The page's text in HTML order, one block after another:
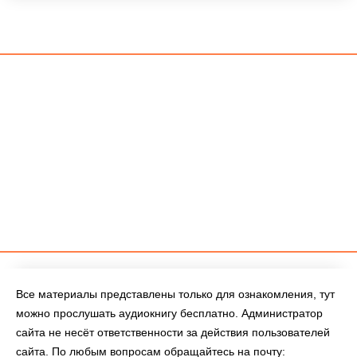
Все материалы представлены только для ознакомления, тут
можно прослушать аудиокнигу бесплатно. Администратор
сайта не несёт ответственности за действия пользователей
сайта. По любым вопросам обращайтесь на почту: